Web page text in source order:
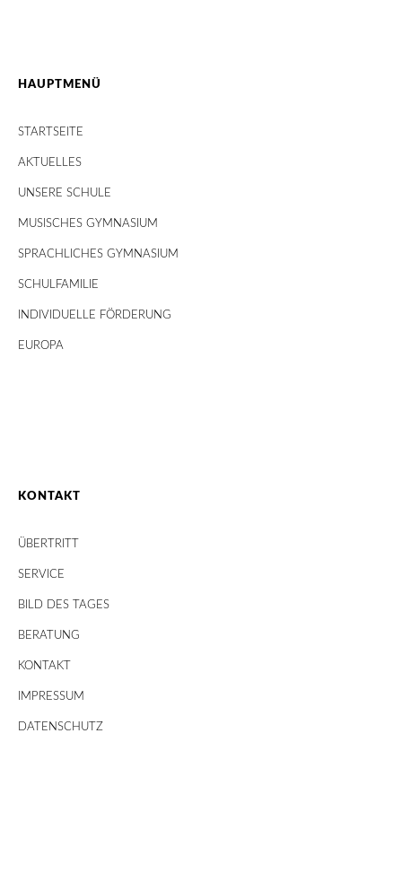
HAUPTMENÜ
STARTSEITE
AKTUELLES
UNSERE SCHULE
MUSISCHES GYMNASIUM
SPRACHLICHES GYMNASIUM
SCHULFAMILIE
INDIVIDUELLE FÖRDERUNG
EUROPA
KONTAKT
ÜBERTRITT
SERVICE
BILD DES TAGES
BERATUNG
KONTAKT
IMPRESSUM
DATENSCHUTZ